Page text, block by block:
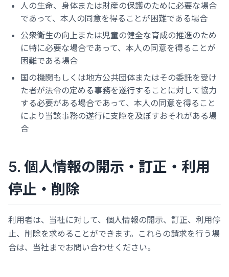
人の生命、身体または財産の保護のために必要な場合
であって、本人の同意を得ることが困難である場合
公衆衛生の向上または児童の健全な育成の推進のため
に特に必要な場合であって、本人の同意を得ることが
困難である場合
国の機関もしくは地方公共団体またはその委託を受け
た者が法令の定める事務を遂行することに対して協力
する必要がある場合であって、本人の同意を得ること
により当該事務の遂行に支障を及ぼすおそれがある場
合
5. 個人情報の開示・訂正・利用
停止・削除
利用者は、当社に対して、個人情報の開示、訂正、利用停
止、削除を求めることができます。これらの請求を行う場
合は、当社までお問い合わせください。